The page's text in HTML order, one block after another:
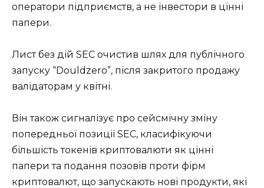
оператори підприємств, а не інвестори в цінні
папери.
Лист без дій SEC очистив шлях для публічного
запуску “Douldzero”, після закритого продажу
валідаторам у квітні.
Він також сигналізує про сейсмічну зміну
попередньої позиції SEC, класифікуючи
більшість токенів криптовалюти як цінні
папери та подання позовів проти фірм
криптовалют, що запускають нові продукти, які